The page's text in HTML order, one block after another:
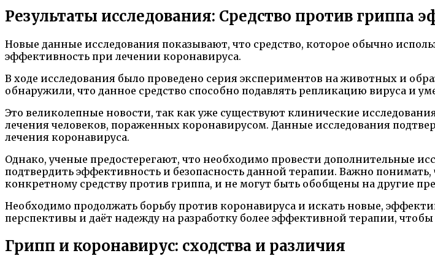
Результаты исследования: Средство против гриппа
Новые данные исследования показывают, что средство, которое обычно
эффективность при лечении коронавируса.
В ходе исследования было проведено серия экспериментов на животных и
обнаружили, что данное средство способно подавлять репликацию вируса и
Это великолепные новости, так как уже существуют клинические
лечения человеков, пораженных коронавирусом. Данные исследования
лечения коронавируса.
Однако, ученые предостерегают, что необходимо провести дополнительные
подтвердить эффективность и безопасность данной терапии. Важно
конкретному средству против гриппа, и не могут быть обобщены на другие
Необходимо продолжать борьбу против коронавируса и искать новые,
перспективы и даёт надежду на разработку более эффективной терапии,
Грипп и коронавирус: сходства и различия